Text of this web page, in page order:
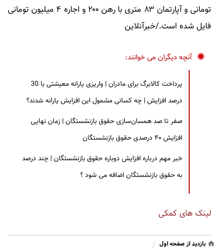
تومانی و آپارتمان ۸۳ متری با رهن ۲۰۰ و اجاره ۴ میلیون تومانی
فایل شده است./خبرآنلاین
آنچه دیگران می خوانند:
پرداخت کالابرگ برای مادران | واریزی یارانه معیشتی با 30
درصد افزایش | چه کسانی مشمول این افزایش یارانه شدند؟
صفر تا صد همسان‌سازی حقوق بازنشستگان | زمان نهایی
افزایش ۴۰ درصدی حقوق بازنشستگان
خبر مهم درباره افزایش دوباره حقوق بازنشستگان | چند درصد
به حقوق بازنشستگان اضافه می شود ؟
لینک های کمکی
بازدید از صفحه اول /